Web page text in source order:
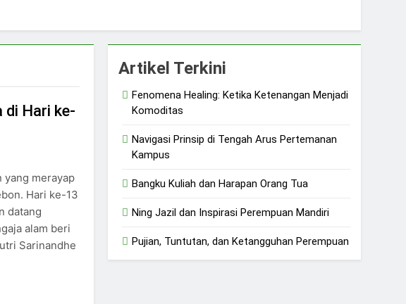
Gender
di Hari ke-
yang merayap
Hari ke-13
datang
alam beri
Sarinandhe
Artikel Terkini
Fenomena Healing: Ketika Ketenangan Menjadi
Komoditas
Navigasi Prinsip di Tengah Arus Pertemanan
Kampus
Bangku Kuliah dan Harapan Orang Tua
Ning Jazil dan Inspirasi Perempuan Mandiri
Pujian, Tuntutan, dan Ketangguhan Perempuan